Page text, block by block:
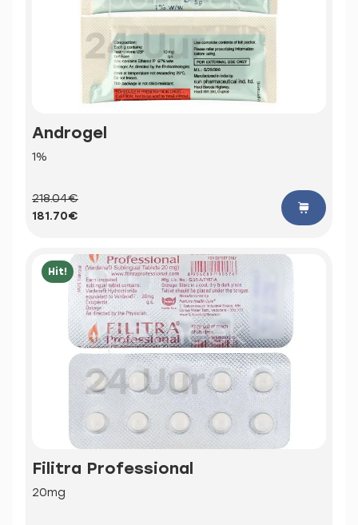
Androgel
1%
218.04€
181.70€
Hit!
Filitra Professional
20mg